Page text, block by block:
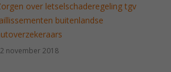
over letselschaderegeling tgv
buitenlandse
november 2018